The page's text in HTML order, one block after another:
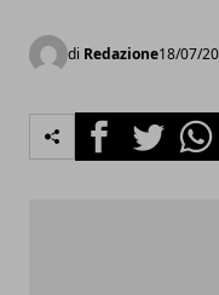
di Redazione18/07/
FacebookTwitter